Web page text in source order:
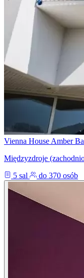
Vienna House Amber
Międzyzdroje
5 sal
do 370 osób